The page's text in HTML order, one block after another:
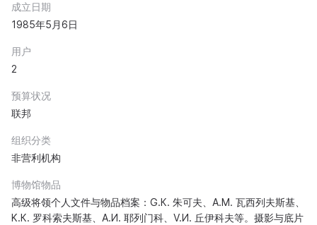
成立日期
1985年5月6日
用户
2
预算状况
联邦
组织分类
非营利机构
博物馆物品
高级将领个人文件与物品档案：G.К. 朱可夫、A.М. 瓦西列夫斯基、
K.К. 罗科索夫斯基、A.И. 耶列门科、V.И. 丘伊科夫等。摄影与底片